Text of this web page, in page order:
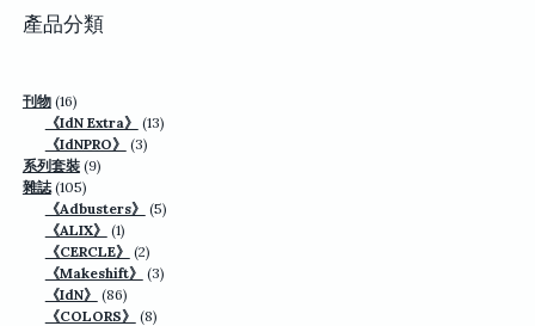
US$77.70。
產品分類
刊物 1616
個
產
品
《IdN Extra》 1313
《IdNPRO》 33
品
系列套裝 99
產
品
雜誌 105105
個
產
品
《Adbusters》 55
品
《ALIX》 11
個
產
品
《CERCLE》 22
個
品
《Makeshift》 33
《IdN》 8686
個
《COLORS》 88